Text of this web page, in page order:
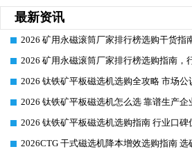
最新资讯
2026 矿用永磁滚筒厂家排行榜选购干货指
2026 矿用永磁滚筒厂家排行榜选购指南
2026 钛铁矿平板磁选机选购全攻略 市场
2026 钛铁矿平板磁选机怎么选 靠谱生产
2026 钛铁矿平板磁选机选购指南 行业口碑
2026CTG 干式磁选机降本增效选购指南